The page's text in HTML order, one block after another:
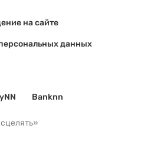
на сайте
данных
Banknn